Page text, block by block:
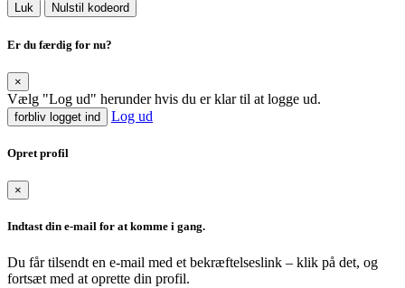
Luk Nulstil kodeord
Er du færdig for nu?
×
Vælg "Log ud" herunder hvis du er klar til at logge ud.
forbliv logget ind Log ud
Opret profil
×
Indtast din e-mail for at komme i gang.
Du får tilsendt en e-mail med et bekræftelseslink – klik på det, og
fortsæt med at oprette din profil.